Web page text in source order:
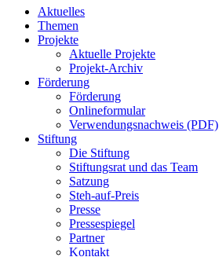
Close
Menu
Aktuelles
Themen
Projekte
Aktuelle Projekte
Projekt-Archiv
Förderung
Förderung
Onlineformular
Verwendungsnachweis (PDF)
Stiftung
Die Stiftung
Stiftungsrat und das Team
Satzung
Steh-auf-Preis
Presse
Pressespiegel
Partner
Kontakt